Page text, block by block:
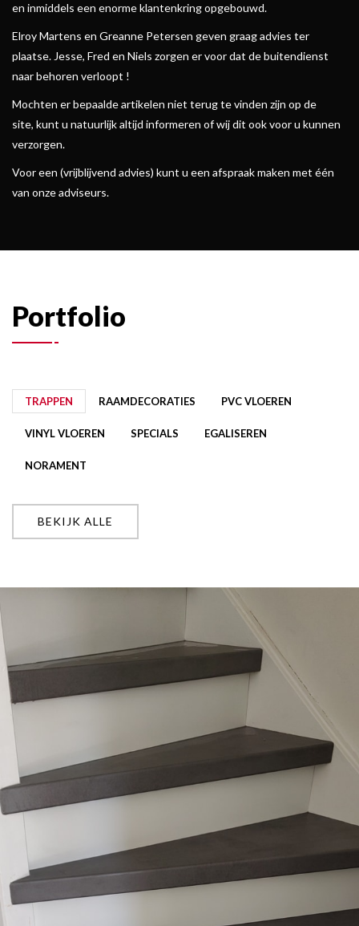
en inmiddels een enorme klantenkring opgebouwd.
Elroy Martens en Greanne Petersen geven graag advies ter
plaatse. Jesse, Fred en Niels zorgen er voor dat de buitendienst
naar behoren verloopt !
Mochten er bepaalde artikelen niet terug te vinden zijn op de
site, kunt u natuurlijk altijd informeren of wij dit ook voor u kunnen
verzorgen.
Voor een (vrijblijvend advies) kunt u een afspraak maken met één
van onze adviseurs.
Portfolio
TRAPPEN RAAMDECORATIES PVC VLOEREN
VINYL VLOEREN SPECIALS EGALISEREN
NORAMENT
BEKIJK ALLE